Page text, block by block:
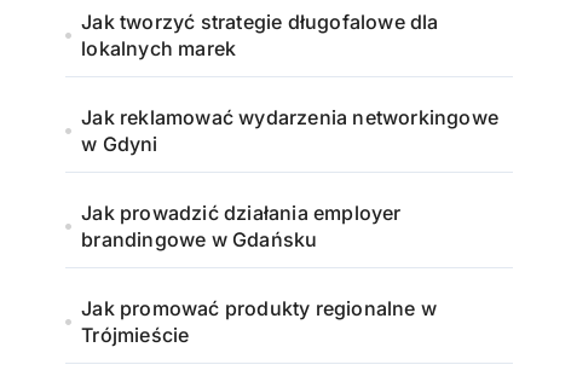
Jak tworzyć strategie długofalowe dla
lokalnych marek
Jak reklamować wydarzenia networkingowe
w Gdyni
Jak prowadzić działania employer
brandingowe w Gdańsku
Jak promować produkty regionalne w
Trójmieście